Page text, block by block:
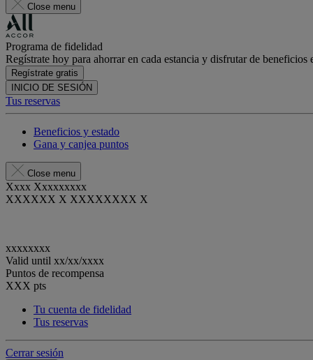
Close menu
Programa de fidelidad
Regístrate hoy para ahorrar en cada estancia y disfrutar de beneficios
Regístrate gratis
INICIO DE SESIÓN
Tus reservas
Beneficios y estado
Gana y canjea puntos
Close menu
Xxxx Xxxxxxxxx
XXXXXX X XXXXXXXX X
xxxxxxxx
Valid until xx/xx/xxxx
Puntos de recompensa
XXX pts
Tu cuenta de fidelidad
Tus reservas
Cerrar sesión